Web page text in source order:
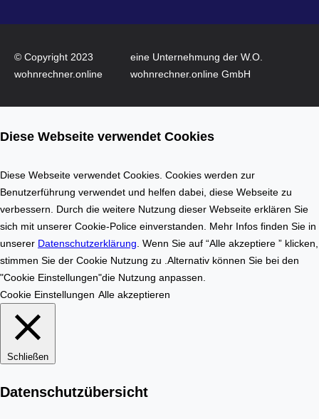
v
u
f
d
e
m
I
c
b
r
© Copyright 2023
wohnrechner.online
eine Unternehmung der W.O.
wohnrechner.online GmbH
Diese Webseite verwendet Cookies
Diese Webseite verwendet Cookies. Cookies werden zur
Benutzerführung verwendet und helfen dabei, diese Webseite zu
verbessern. Durch die weitere Nutzung dieser Webseite erklären Sie
sich mit unserer Cookie-Police einverstanden. Mehr Infos finden Sie in
unserer Datenschutzerklärung . Wenn Sie auf “Alle akzeptiere ” klicken,
stimmen Sie der Cookie Nutzung zu .Alternativ können Sie bei den
"Cookie Einstellungen"die Nutzung anpassen.
Cookie Einstellungen Alle akzeptieren
Schließen
Datenschutzübersicht